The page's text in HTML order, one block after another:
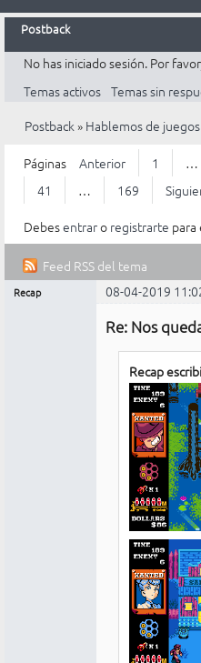
Postback
Inicio
Postback
Reglas
Búsqueda
Registrarte
Entrar
No has iniciado sesión. Por
Temas activos Temas sin
Postback» Hablemos de juegos
Páginas Anterior 1 …
41
… 169
Debesentraro registrarte para
Feed RSS del tema
Recap 08-04-2019
Re: Nos
Recap